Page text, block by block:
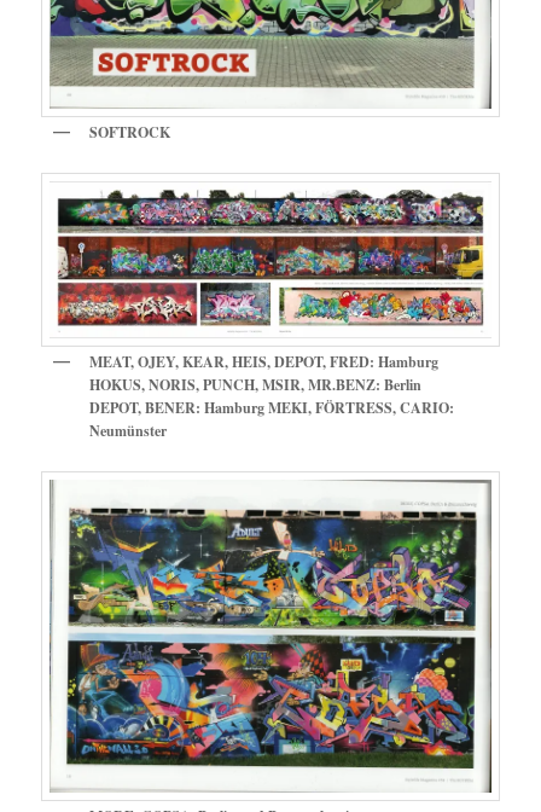
SOFTROCK
MEAT, OJEY, KEAR, HEIS, DEPOT, FRED: Hamburg
HOKUS, NORIS, PUNCH, MSIR, MR.BENZ: Berlin
DEPOT, BENER: Hamburg MEKI, FÖRTRESS, CARIO:
Neumünster